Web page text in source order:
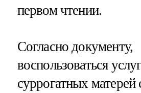
первом чтении.
Согласно документу,
воспользоваться
суррогатных матерей